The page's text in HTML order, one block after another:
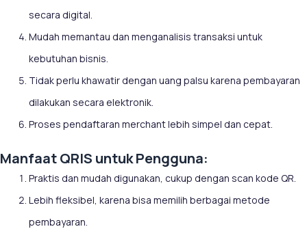
secara digital.
Mudah memantau dan menganalisis transaksi untuk
kebutuhan bisnis.
Tidak perlu khawatir dengan uang palsu karena pembayaran
dilakukan secara elektronik.
Proses pendaftaran merchant lebih simpel dan cepat.
Manfaat QRIS untuk Pengguna:
Praktis dan mudah digunakan, cukup dengan scan kode QR.
Lebih fleksibel, karena bisa memilih berbagai metode
pembayaran.